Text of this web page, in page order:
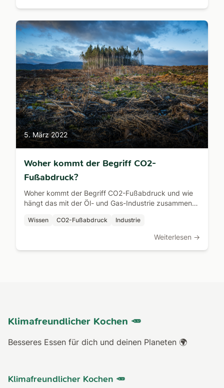
5. März 2022
Woher kommt der Begriff CO2-
Fußabdruck?
Woher kommt der Begriff CO2-Fußabdruck und wie
hängt das mit der Öl- und Gas-Industrie zusammen?
Wissen CO2-Fußabdruck Industrie
Weiterlesen →
Klimafreundlicher Kochen 🥕
Besseres Essen für dich und deinen Planeten 🌍
Klimafreundlicher Kochen 🥕